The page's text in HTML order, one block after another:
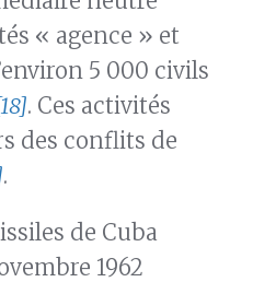
« agence » et
5 000 civils
. Ces activités
des conflits de
.
de Cuba
1962